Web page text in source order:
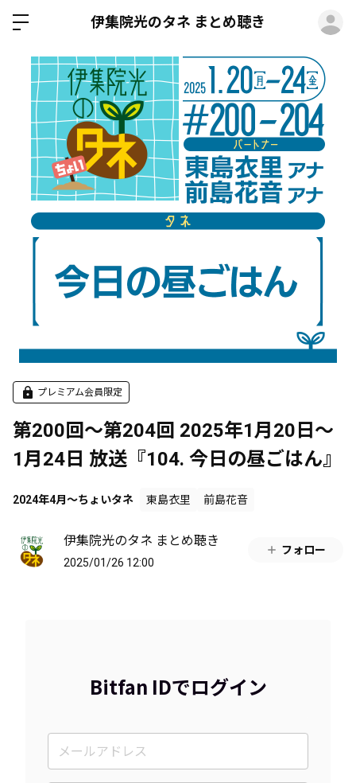
伊集院光のタネ まとめ聴き
プレミアム会員限定
第200回～第204回 2025年1月20日～
1月24日 放送『104. 今日の昼ごはん』
2024年4月～ちょいタネ 東島衣里 前島花音
伊集院光のタネ まとめ聴き
2025/01/26 12:00
フォロー
Bitfan IDでログイン